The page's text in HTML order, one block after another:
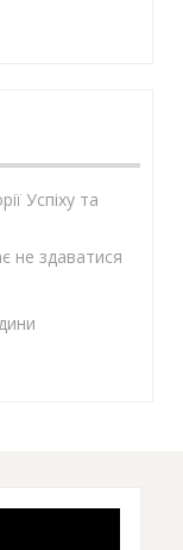
Успіху та
не здаватися